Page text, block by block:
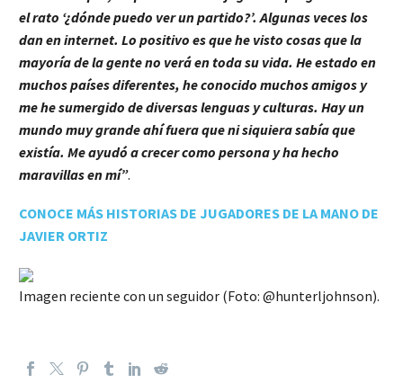
el rato ‘¿dónde puedo ver un partido?’. Algunas veces los
dan en internet. Lo positivo es que he visto cosas que la
mayoría de la gente no verá en toda su vida. He estado en
muchos países diferentes, he conocido muchos amigos y
me he sumergido de diversas lenguas y culturas. Hay un
mundo muy grande ahí fuera que ni siquiera sabía que
existía. Me ayudó a crecer como persona y ha hecho
maravillas en mí”.
CONOCE MÁS HISTORIAS DE JUGADORES DE LA MANO DE
JAVIER ORTIZ
Imagen reciente con un seguidor (Foto: @hunterljohnson).